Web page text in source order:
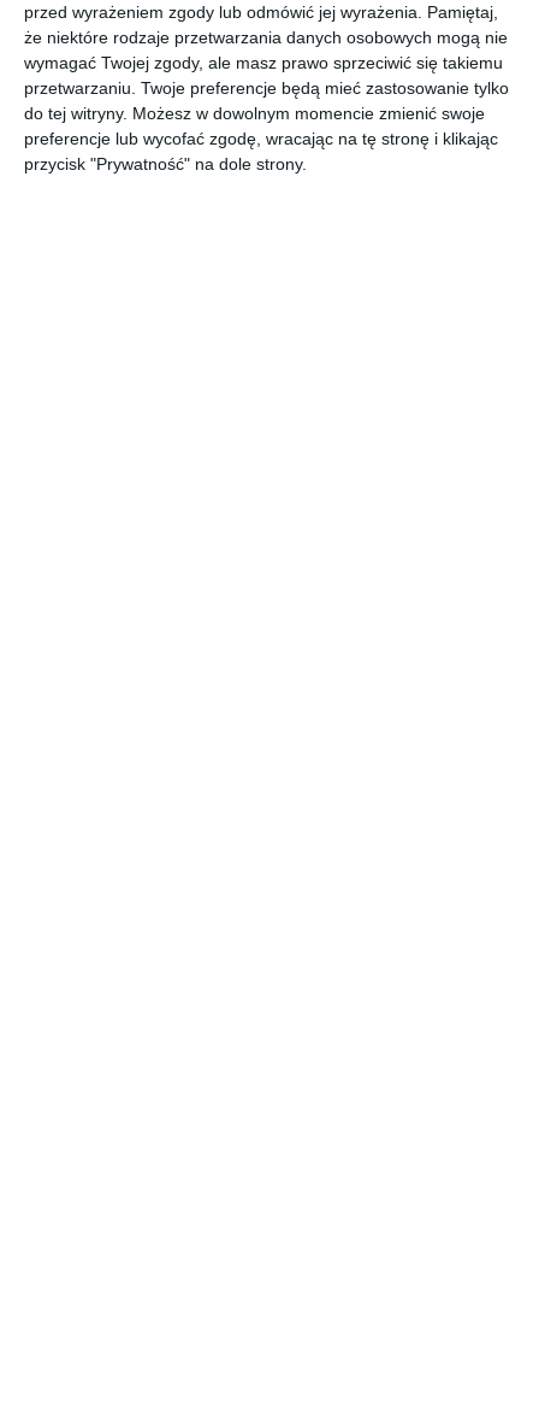
przed wyrażeniem zgody lub odmówić jej wyrażenia.
Pamiętaj,
że niektóre rodzaje przetwarzania danych osobowych mogą nie
wymagać Twojej zgody, ale masz prawo sprzeciwić się takiemu
przetwarzaniu. Twoje preferencje będą mieć zastosowanie tylko
do tej witryny. Możesz w dowolnym momencie zmienić swoje
preferencje lub wycofać zgodę, wracając na tę stronę i klikając
przycisk "Prywatność" na dole strony.
AUTOR:GADOM PROJEKT
DODAJ DO ULUBIONYCH
UDOSTĘPNIJ